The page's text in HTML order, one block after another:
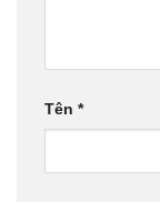
Tên *